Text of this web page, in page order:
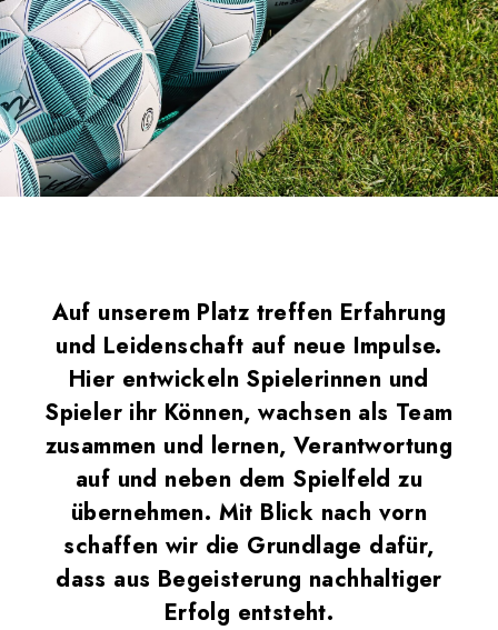
Auf unserem Platz treffen Erfahrung
und Leidenschaft auf neue Impulse.
Hier entwickeln Spielerinnen und
Spieler ihr Können, wachsen als Team
zusammen und lernen, Verantwortung
auf und neben dem Spielfeld zu
übernehmen. Mit Blick nach vorn
schaffen wir die Grundlage dafür,
dass aus Begeisterung nachhaltiger
Erfolg entsteht.